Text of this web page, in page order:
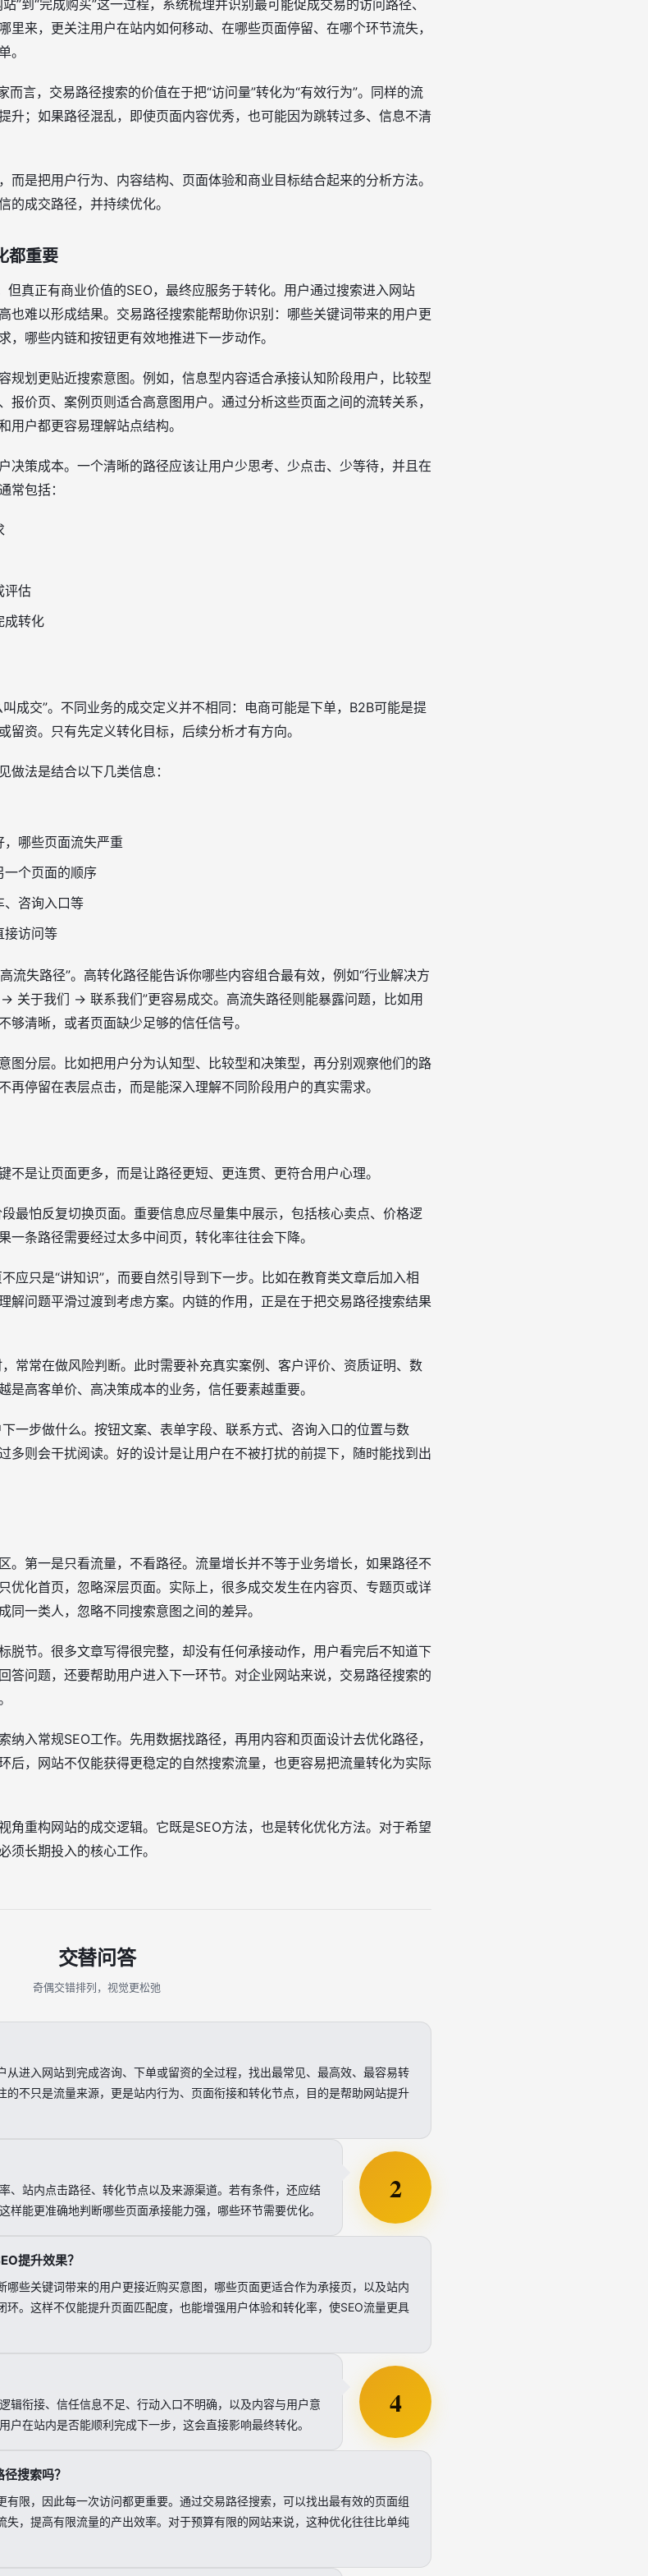
”到“完成购买”这一过程，系统梳理并识别最可能促成交易的访问路径、
里来，更关注用户在站内如何移动、在哪些页面停留、在哪个环节流失，
。
言，交易路径搜索的价值在于把“访问量”转化为“有效行为”。同样的流
升；如果路径混乱，即使页面内容优秀，也可能因为跳转过多、信息不清
而是把用户行为、内容结构、页面体验和商业目标结合起来的分析方法。
的成交路径，并持续优化。
都重要
但真正有商业价值的SEO，最终应服务于转化。用户通过搜索进入网站
也难以形成结果。交易路径搜索能帮助你识别：哪些关键词带来的用户更
哪些内链和按钮更有效地推进下一步动作。
规划更贴近搜索意图。例如，信息型内容适合承接认知阶段用户，比较型
报价页、案例页则适合高意图用户。通过分析这些页面之间的流转关系，
用户都更容易理解站点结构。
决策成本。一个清晰的路径应该让用户少思考、少点击、少等待，并且在
常包括：
评估
成转化
成交”。不同业务的成交定义并不相同：电商可能是下单，B2B可能是提
资。只有先定义转化目标，后续分析才有方向。
做法是结合以下几类信息：
，哪些页面流失严重
一个页面的顺序
、咨询入口等
接访问等
流失路径”。高转化路径能告诉你哪些内容组合最有效，例如“行业解决方
关于我们 → 联系我们”更容易成交。高流失路径则能暴露问题，比如用
清晰，或者页面缺少足够的信任信号。
图分层。比如把用户分为认知型、比较型和决策型，再分别观察他们的路
停留在表层点击，而是能深入理解不同阶段用户的真实需求。
是让页面更多，而是让路径更短、更连贯、更符合用户心理。
最怕反复切换页面。重要信息应尽量集中展示，包括核心卖点、价格逻
条路径需要经过太多中间页，转化率往往会下降。
应只是“讲知识”，而要自然引导到下一步。比如在教育类文章后加入相
解问题平滑过渡到考虑方案。内链的作用，正是在于把交易路径搜索结果
常常在做风险判断。此时需要补充真实案例、客户评价、资质证明、数
高客单价、高决策成本的业务，信任要素越重要。
一步做什么。按钮文案、表单字段、联系方式、咨询入口的位置与数
多则会干扰阅读。好的设计是让用户在不被打扰的前提下，随时能找到出
。第一是只看流量，不看路径。流量增长并不等于业务增长，如果路径不
优化首页，忽略深层页面。实际上，很多成交发生在内容页、专题页或详
一类人，忽略不同搜索意图之间的差异。
脱节。很多文章写得很完整，却没有任何承接动作，用户看完后不知道下
答问题，还要帮助用户进入下一环节。对企业网站来说，交易路径搜索的
入常规SEO工作。先用数据找路径，再用内容和页面设计去优化路径，
后，网站不仅能获得更稳定的自然搜索流量，也更容易把流量转化为实际
角重构网站的成交逻辑。它既是SEO方法，也是转化优化方法。对于希望
须长期投入的核心工作。
交替问答
奇偶交错排列，视觉更松弛
从进入网站到完成咨询、下单或留资的全过程，找出最常见、最高效、最容易转
的不只是流量来源，更是站内行为、页面衔接和转化节点，目的是帮助网站提升
2
、站内点击路径、转化节点以及来源渠道。若有条件，还应结
样能更准确地判断哪些页面承接能力强，哪些环节需要优化。
提升效果？
哪些关键词带来的用户更接近购买意图，哪些页面更适合作为承接页，以及站内
环。这样不仅能提升页面匹配度，也能增强用户体验和转化率，使SEO流量更具
4
辑衔接、信任信息不足、行动入口不明确，以及内容与用户意
户在站内是否能顺利完成下一步，这会直接影响最终转化。
搜索吗？
有限，因此每一次访问都更重要。通过交易路径搜索，可以找出最有效的页面组
失，提高有限流量的产出效率。对于预算有限的网站来说，这种优化往往比单纯